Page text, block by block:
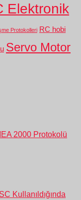
Elektronik
Protokolleri RC hobi
Servo Motor
2000 Protokolü
Kullanıldığında